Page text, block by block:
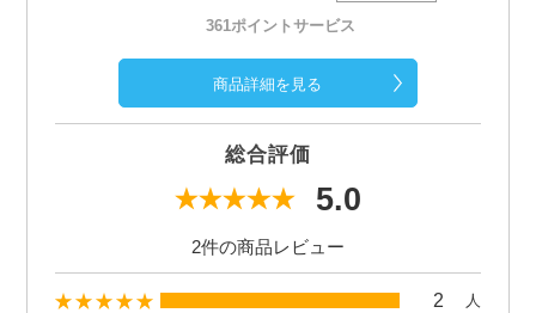
361ポイントサービス
商品詳細を見る
総合評価
5.0
2件の商品レビュー
2 人